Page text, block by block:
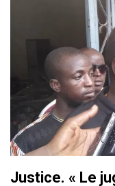
Justice. « Le